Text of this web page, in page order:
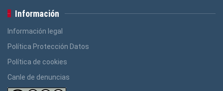
Información
Información legal
Política Protección Datos
Política de cookies
Canle de denuncias